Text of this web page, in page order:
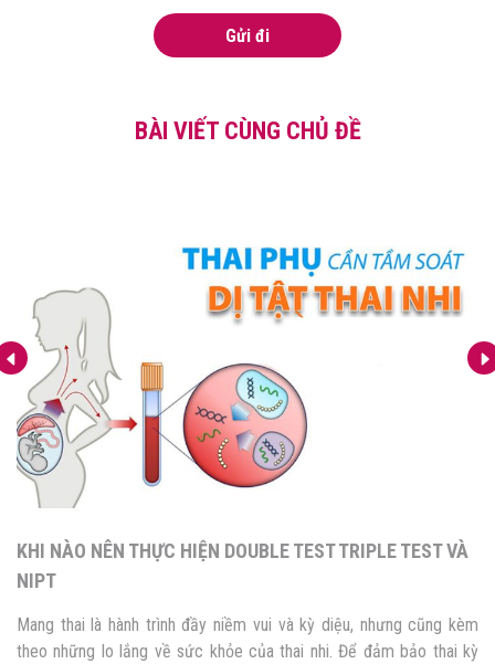
Gửi đi
BÀI VIẾT CÙNG CHỦ ĐỀ
KHI NÀO NÊN THỰC HIỆN DOUBLE TEST TRIPLE TEST VÀ
NIPT
Mang thai là hành trình đầy niềm vui và kỳ diệu, nhưng cũng kèm
theo những lo lắng về sức khỏe của thai nhi. Để đảm bảo thai kỳ